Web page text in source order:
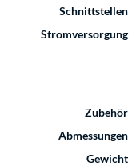
Schnittstellen
Stromversorgung
Zubehör
Abmessungen
Gewicht